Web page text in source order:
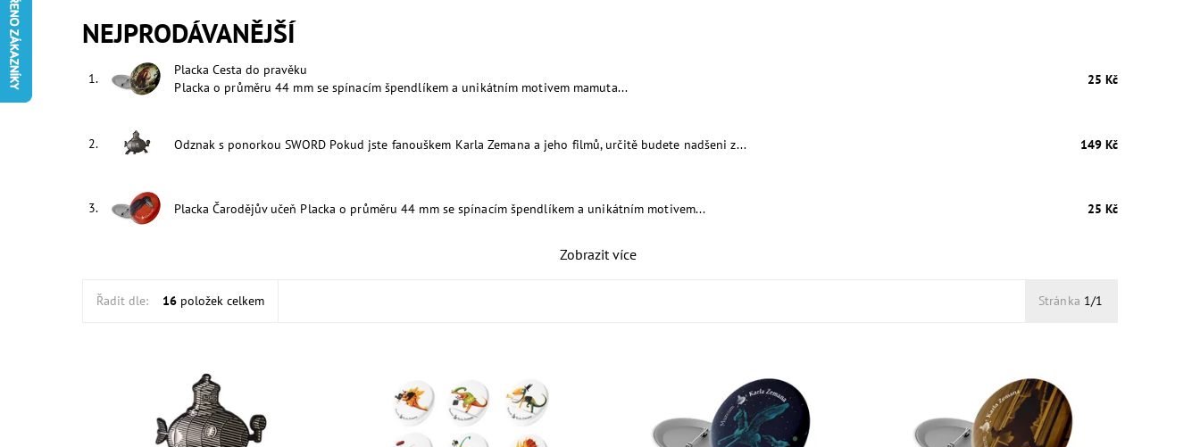
NEJPRODÁVANĚJŠÍ
1.
Placka Cesta do pravěku
Placka o průměru 44 mm se spínacím špendlíkem a unikátním motivem mamuta...
25 Kč
2. Odznak s ponorkou SWORD Pokud jste fanouškem Karla Zemana a jeho filmů, určitě budete nadšeni z... 149 Kč
3. Placka Čarodějův učeň Placka o průměru 44 mm se spínacím špendlíkem a unikátním motivem... 25 Kč
Zobrazit více
Řadit dle: 16položek celkem Stránka 1/1